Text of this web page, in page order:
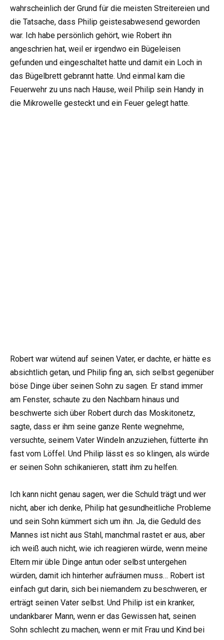
wahrscheinlich der Grund für die meisten Streitereien und
die Tatsache, dass Philip geistesabwesend geworden
war. Ich habe persönlich gehört, wie Robert ihn
angeschrien hat, weil er irgendwo ein Bügeleisen
gefunden und eingeschaltet hatte und damit ein Loch in
das Bügelbrett gebrannt hatte. Und einmal kam die
Feuerwehr zu uns nach Hause, weil Philip sein Handy in
die Mikrowelle gesteckt und ein Feuer gelegt hatte.
Robert war wütend auf seinen Vater, er dachte, er hätte es
absichtlich getan, und Philip fing an, sich selbst gegenüber
böse Dinge über seinen Sohn zu sagen. Er stand immer
am Fenster, schaute zu den Nachbarn hinaus und
beschwerte sich über Robert durch das Moskitonetz,
sagte, dass er ihm seine ganze Rente wegnehme,
versuchte, seinem Vater Windeln anzuziehen, fütterte ihn
fast vom Löffel. Und Philip lässt es so klingen, als würde
er seinen Sohn schikanieren, statt ihm zu helfen.
Ich kann nicht genau sagen, wer die Schuld trägt und wer
nicht, aber ich denke, Philip hat gesundheitliche Probleme
und sein Sohn kümmert sich um ihn. Ja, die Geduld des
Mannes ist nicht aus Stahl, manchmal rastet er aus, aber
ich weiß auch nicht, wie ich reagieren würde, wenn meine
Eltern mir üble Dinge antun oder selbst untergehen
würden, damit ich hinterher aufräumen muss… Robert ist
einfach gut darin, sich bei niemandem zu beschweren, er
erträgt seinen Vater selbst. Und Philip ist ein kranker,
undankbarer Mann, wenn er das Gewissen hat, seinen
Sohn schlecht zu machen, wenn er mit Frau und Kind bei